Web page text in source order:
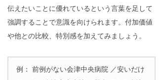
伝えたいことに優れているという言葉を足して
強調することで意識を向けられます。付加価値
や他との比較、特別感を加えてみましょう。
例： 前例がない会津中央病院 ／安いだけ